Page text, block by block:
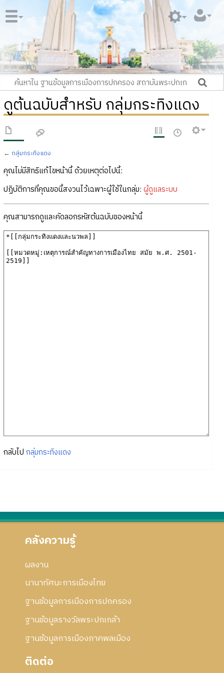
ดูต้นฉบับสำหรับ กลุ่มกระทิงแดง
← กลุ่มกระทิงแดง
คุณไม่มีสิทธิแก้ไขหน้านี้ ด้วยเหตุต่อไปนี้:
ปฏิบัติการที่คุณขอนี้สงวนไว้เฉพาะผู้ใช้ในกลุ่ม: ผู้ดูแลระบบ
คุณสามารถดูและคัดลอกรหัสต้นฉบับของหน้านี้
กลับไป กลุ่มกระทิงแดง
คลังความรู้
ผลงาน
นานาทัศนะการเมืองไทย
ฐานข้อมูลการเมืองการปกครอง
ฐานข้อมูลรางวัลพระปกเกล้า
ฐานข้อมูลการเมืองภาคพลเมือง
ติดต่อ